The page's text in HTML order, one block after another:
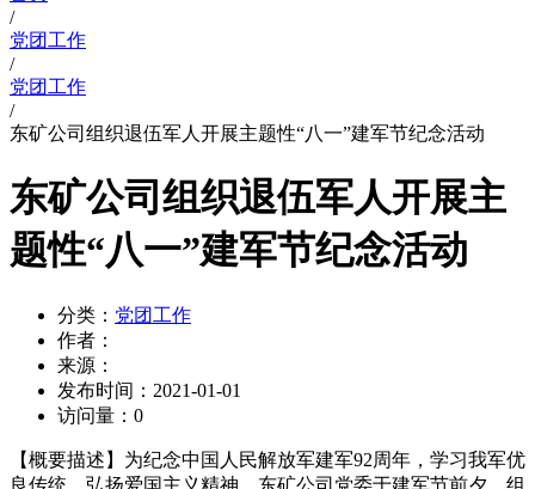
/
党团工作
/
党团工作
/
东矿公司组织退伍军人开展主题性“八一”建军节纪念活动
东矿公司组织退伍军人开展主
题性“八一”建军节纪念活动
分类： 党团工作
作者：
来源：
发布时间： 2021-01-01
访问量： 0
【概要描述】 为纪念中国人民解放军建军92周年，学习我军优
良传统，弘扬爱国主义精神。东矿公司党委于建军节前夕，组